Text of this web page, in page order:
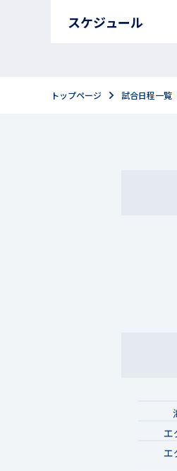
スケジュール
トップページ 試合日程一覧
エ
エ